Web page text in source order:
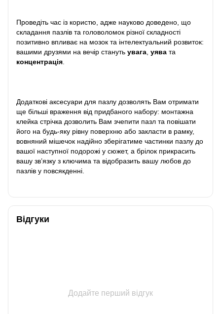
Проведіть час із користю, адже науково доведено, що
складання пазлів та головоломок різної складності
позитивно впливає на мозок та інтелектуальний розвиток:
вашими друзями на вечір стануть увага уява та
концентрація
Додаткові аксесуари для пазлу дозволять Вам отримати
ще більші враження від придбаного набору: монтажна
клейка стрічка дозволить Вам зчепити пазл та повішати
його на будь-яку рівну поверхню або закласти в рамку,
вовняний мішечок надійно зберігатиме частинки пазлу до
вашої наступної подорожі у сюжет, а брілок прикрасить
вашу зв’язку з ключима та відобразить вашу любов до
пазлів у повсякденні.
Відгуки
Додайте перший відгук